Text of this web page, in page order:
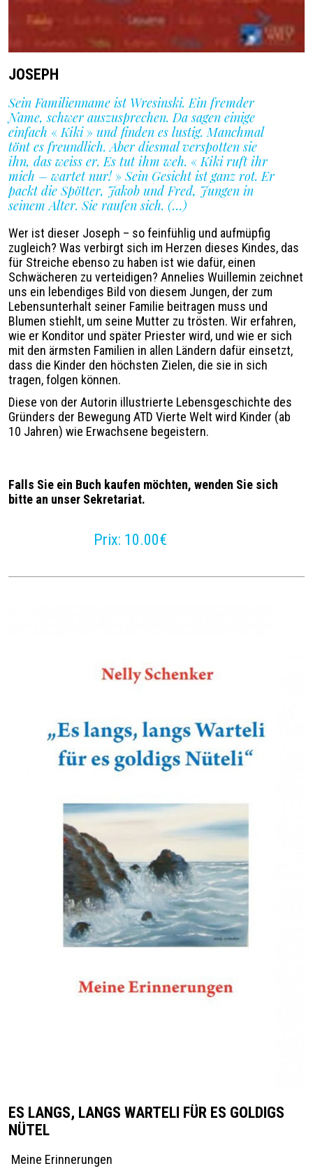
JOSEPH
Sein Familienname ist Wresinski. Ein fremder
Name, schwer auszusprechen. Da sagen einige
einfach « Kiki » und finden es lustig. Manchmal
tönt es freundlich. Aber diesmal verspotten sie
ihn, das weiss er. Es tut ihm weh. « Kiki ruft ihr
mich – wartet nur! »Sein Gesicht ist ganz rot. Er
packt die Spötter, Jakob und Fred, Jungen in
seinem Alter. Sie raufen sich. (…)
Wer ist dieser Joseph – so feinfühlig und aufmüpfig
zugleich? Was verbirgt sich im Herzen dieses Kindes, das
für Streiche ebenso zu haben ist wie dafür, einen
Schwächeren zu verteidigen? Annelies Wuillemin zeichnet
uns ein lebendiges Bild von diesem Jungen, der zum
Lebensunterhalt seiner Familie beitragen muss und
Blumen stiehlt, um seine Mutter zu trösten. Wir erfahren,
wie er Konditor und später Priester wird, und wie er sich
mit den ärmsten Familien in allen Ländern dafür einsetzt,
dass die Kinder den höchsten Zielen, die sie in sich
tragen, folgen können.
Diese von der Autorin illustrierte Lebensgeschichte des
Gründers der Bewegung ATD Vierte Welt wird Kinder (ab
10 Jahren) wie Erwachsene begeistern.
Falls Sie ein Buch kaufen möchten, wenden Sie sich
bitte an unser Sekretariat.
Prix 10.00€
ES LANGS, LANGS WARTELI FÜR ES GOLDIGS
NÜTEL
Meine Erinnerungen